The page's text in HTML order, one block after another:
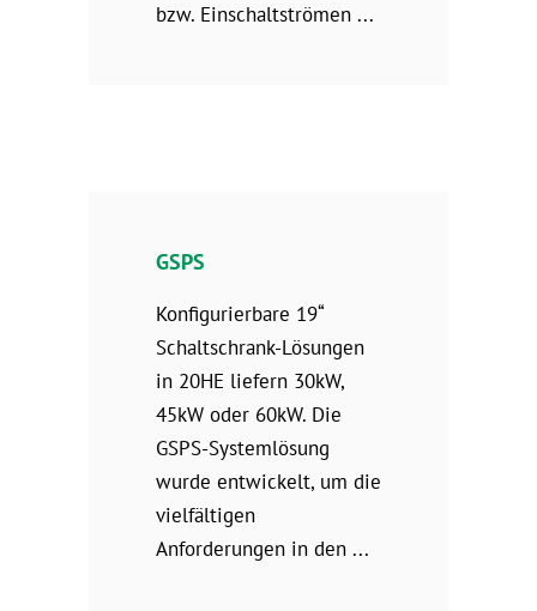
bzw. Einschaltströmen
GSPS
Konfigurierbare 19“
Schaltschrank-Lösungen
in 20HE liefern 30kW,
45kW oder 60kW. Die
GSPS-Systemlösung
wurde entwickelt, um die
vielfältigen
Anforderungen in den